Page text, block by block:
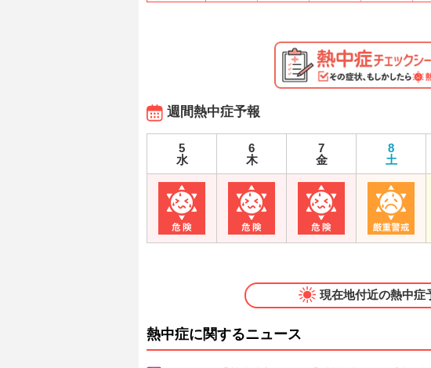
週間熱中症予報
5
水
6
木
7
金
8
土
現在地付近の熱中症
熱中症に関するニュース